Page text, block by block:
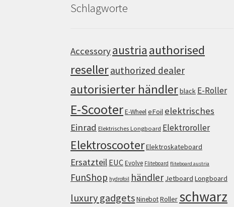
Schlagworte
Accessoryaustria authorised
resellerauthorized dealer
autorisierter händlerblack E-Roller
E-ScooterE-WheeleFoil elektrisches
Einrad Elektrisches Longboard Elektroroller
ElektroscooterElektroskateboard
Ersatzteil EUCEvolve Fliteboard fliteboard austria
FunShop hydrofoil händler Jetboard Longboard
luxury gadgetsNinebotRoller schwarz